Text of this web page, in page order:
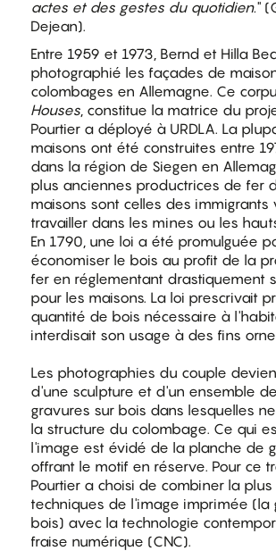
actes et des gestes du quotidien."
Dejean).
Entre 1959 et 1973, Bernd et Hilla
photographié les façades de
colombages en Allemagne. Ce
Houses, constitue la matrice du
Pourtier a déployé à URDLA. La
maisons ont été construites entre
dans la région de Siegen en
plus anciennes productrices de fer
maisons sont celles des immigrants
travailler dans les mines ou les
En 1790, une loi a été promulguée
économiser le bois au profit de la
fer en réglementant drastiquement
pour les maisons. La loi prescrivait
quantité de bois nécessaire à
interdisait son usage à des fins
Les photographies du couple
d'une sculpture et d'un ensemble
gravures sur bois dans lesquelles
la structure du colombage. Ce qui
l'image est évidé de la planche de
offrant le motif en réserve. Pour ce
Pourtier a choisi de combiner la
techniques de l'image imprimée (la
bois) avec la technologie
fraise numérique (CNC).